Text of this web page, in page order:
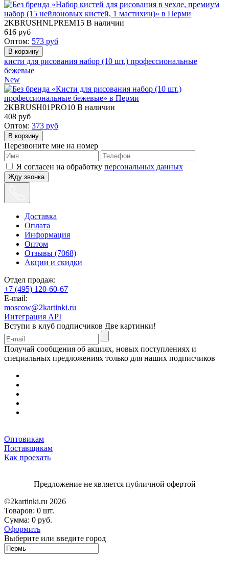
2KBRUSHNLPREM15 В наличии
616 руб
Оптом: 573 руб
кисти для рисования набор (10 шт.) профессиональные
бежевые
New
2KBRUSH01PRO10 В наличии
408 руб
Оптом: 373 руб
Перезвоните мне на номер
Я согласен на обработку персональных данных
Жду звонка
Доставка
Оплата
Информация
Оптом
Отзывы (7068)
Акции и скидки
Отдел продаж:
+7 (495) 120-60-67
E-mail:
moscow@2kartinki.ru
Интеграция API
Вступи в клуб подписчиков Две картинки!
Получай сообщения об акциях, новых поступлениях и
специальных предложениях только для наших подписчиков
Оптовикам
Поставщикам
Как проехать
Предложение не является публичной офертой
©2kartinki.ru 2026
Товаров: 0 шт.
Сумма: 0 руб.
Оформить
Выберите или введите город